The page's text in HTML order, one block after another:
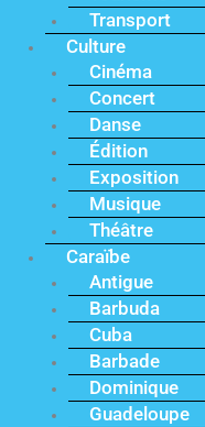
Transport
Culture
Cinéma
Concert
Danse
Édition
Exposition
Musique
Théâtre
Caraïbe
Antigue
Barbuda
Cuba
Barbade
Dominique
Guadeloupe